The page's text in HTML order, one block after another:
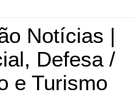
Notícias |
Defesa /
e Turismo